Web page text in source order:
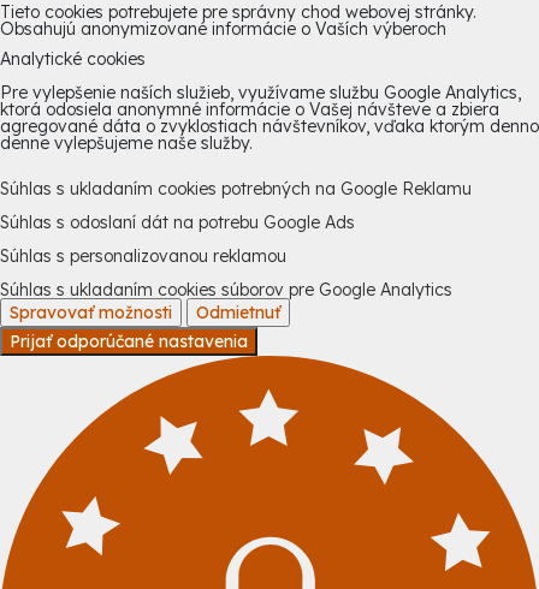
Tieto cookies potrebujete pre správny chod webovej stránky.
Obsahujú anonymizované informácie o Vaších výberoch
Analytické cookies
Pre vylepšenie naších služieb, využívame službu Google Analytics,
ktorá odosiela anonymné informácie o Vašej návšteve a zbiera
agregované dáta o zvyklostiach návštevníkov, vďaka ktorým denno
denne vylepšujeme naše služby.
Súhlas s ukladaním cookies potrebných na Google Reklamu
Súhlas s odoslaní dát na potrebu Google Ads
Súhlas s personalizovanou reklamou
Súhlas s ukladaním cookies súborov pre Google Analytics
Spravovať možnosti
Odmietnuť
Prijať odporúčané nastavenia